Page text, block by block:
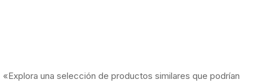
«Explora una selección de productos similares que podrían